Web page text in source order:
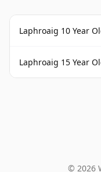
Laphroaig 10 Year
Laphroaig 15 Year
© 2026